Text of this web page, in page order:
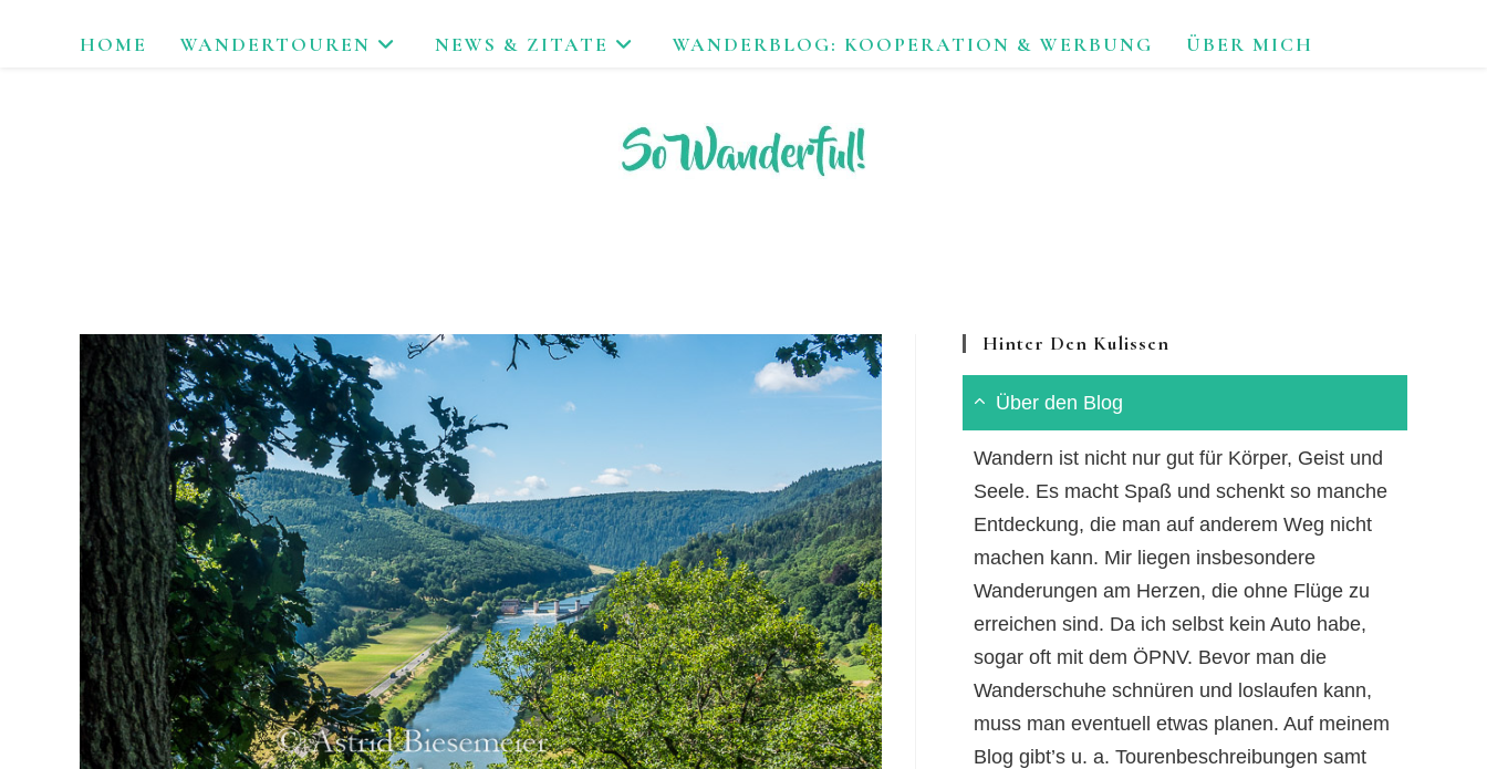
HOME WANDERTOUREN NEWS & ZITATE WANDERBLOG: KOOPERATION & WERBUNG ÜBER MICH
Hinter Den Kulissen
Über den Blog
Wandern ist nicht nur gut für Körper, Geist und
Seele. Es macht Spaß und schenkt so manche
Entdeckung, die man auf anderem Weg nicht
machen kann. Mir liegen insbesondere
Wanderungen am Herzen, die ohne Flüge zu
erreichen sind. Da ich selbst kein Auto habe,
sogar oft mit dem ÖPNV. Bevor man die
Wanderschuhe schnüren und loslaufen kann,
muss man eventuell etwas planen. Auf meinem
Blog gibt’s u. a. Tourenbeschreibungen samt